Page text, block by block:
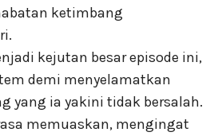
ketimbang
kejutan besar episode ini,
demi menyelamatkan
yang ia yakini tidak bersalah.
memuaskan, mengingat